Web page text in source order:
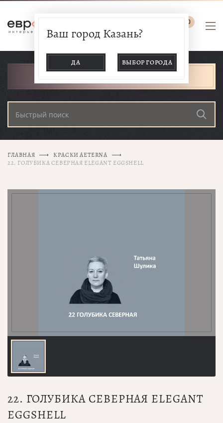
0
Ваш город Казань?
ДА ВЫБОР ГОРОДА
ГЛАВНАЯ
КРАСКИ AETERNA
22. ГОЛУБИКА СЕВЕРНАЯ ELEGANT EGGSHELL
22. ГОЛУБИКА СЕВЕРНАЯ ELEGANT
EGGSHELL